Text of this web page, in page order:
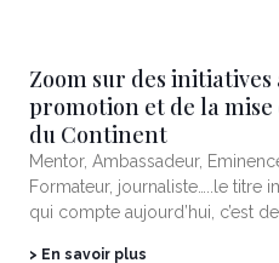
Zoom sur des initiatives
promotion et de la
du Continent
Mentor, Ambassadeur,
Formateur, journaliste…..le titre
qui compte aujourd’hui, c’est
> En savoir plus